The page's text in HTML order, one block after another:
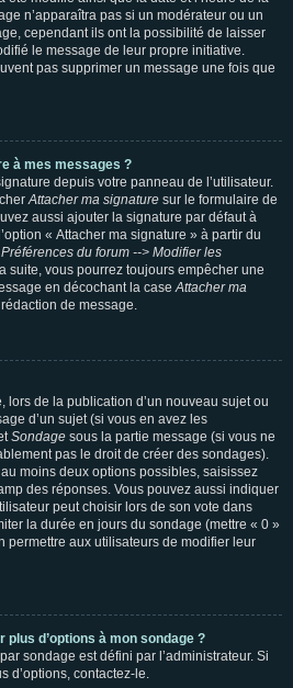
n’apparaîtra pas si un modérateur ou un
cependant ils ont la possibilité de laisser
le message de leur propre initiative.
pas supprimer un message une fois que
à mes messages ?
depuis votre panneau de l’utilisateur.
Attacher ma signature sur le formulaire de
aussi ajouter la signature par défaut à
« Attacher ma signature » à partir du
Préférences du forum --> Modifier les
suite, vous pourrez toujours empêcher une
en décochant la caseAttacher ma
de message.
lors de la publication d’un nouveau sujet ou
d’un sujet (si vous en avez les
Sondage sous la partie message (si vous ne
pas le droit de créer des sondages).
moins deux options possibles, saisissez
des réponses. Vous pouvez aussi indiquer
peut choisir lors de son vote dans
la durée en jours du sondage (mettre « 0 »
permettre aux utilisateurs de modifier leur
plus d’options à mon sondage ?
sondage est défini par l’administrateur. Si
d’options, contactez-le.